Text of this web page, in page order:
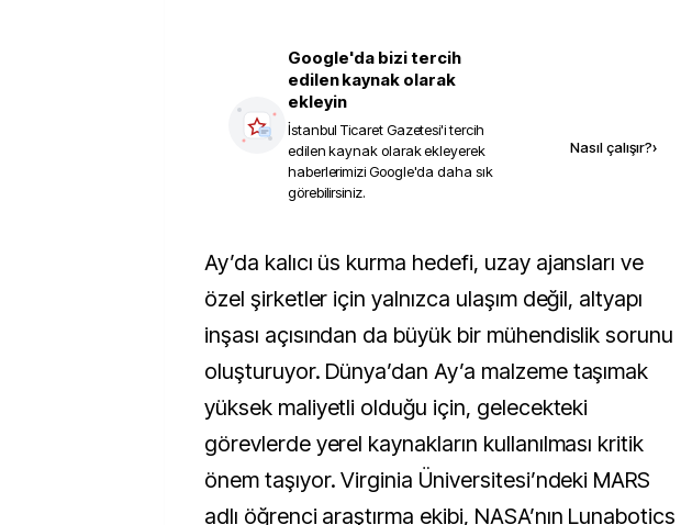
Google'da bizi tercih
edilen kaynak olarak
ekleyin
İstanbul Ticaret Gazetesi'i tercih
edilen kaynak olarak ekleyerek
haberlerimizi Google'da daha sık
görebilirsiniz.
Nasıl çalışır?›
Ay’da kalıcı üs kurma hedefi, uzay ajansları ve
özel şirketler için yalnızca ulaşım değil, altyapı
inşası açısından da büyük bir mühendislik sorunu
oluşturuyor. Dünya’dan Ay’a malzeme taşımak
yüksek maliyetli olduğu için, gelecekteki
görevlerde yerel kaynakların kullanılması kritik
önem taşıyor. Virginia Üniversitesi’ndeki MARS
adlı öğrenci araştırma ekibi, NASA’nın Lunabotics